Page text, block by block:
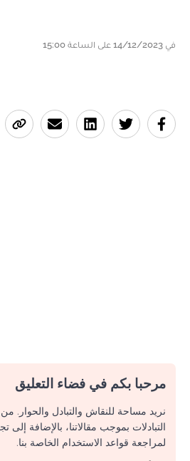
في 14/12/2023 على الساعة 15:00
مرحبا بكم في فضاء التعليق
نريد مساحة للنقاش والتبادل والحوار.
التبادلات بموجب مقالاتنا، بالإضافة
لمراجعة قواعد الاستخدام الخاصة بنا.